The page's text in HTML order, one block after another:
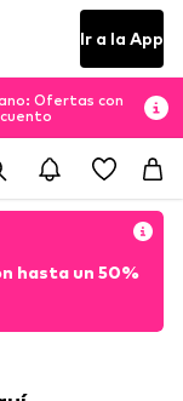
Ir a la App
Ofertas con
hasta un 50%